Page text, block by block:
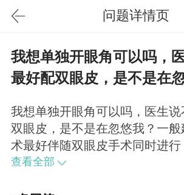
问题详情页
我想单独开眼角可以吗，
最好配双眼皮，是不是在
我想单独开眼角可以吗，医生
双眼皮，是不是在忽悠我？一
术最好伴随双眼皮手术同时进
最好。
查看全部